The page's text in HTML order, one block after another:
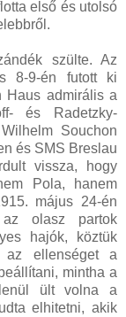
első és utolsó
szülte. Az
8-9-én futott ki
Haus admirális a
és Radetzky-
Souchon
és SMS Breslau
vissza, hogy
Pola, hanem
május 24-én
olasz partok
hajók, köztük
az ellenséget a
mintha a
ült volna a
elhitetni, akik